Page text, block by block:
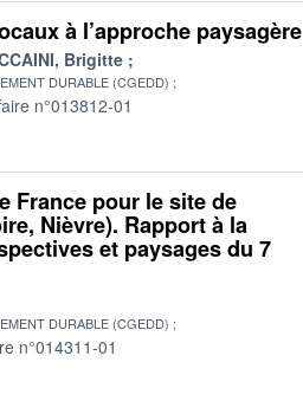
à l’approche paysagère
Brigitte
DURABLE (CGEDD)
n°013812-01
France pour le site de
Nièvre). Rapport à la
et paysages du 7
DURABLE (CGEDD)
n°014311-01